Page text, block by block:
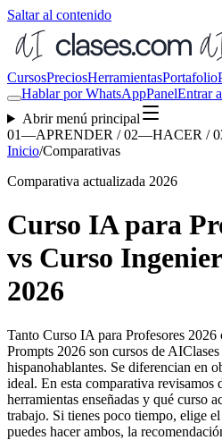
Saltar al contenido
CursosPreciosHerramientasPortafolio
Hablar por WhatsAppPanelEntrar
Abrir menú principal
01—APRENDER / 02—HACER /
Inicio/Comparativas
Comparativa actualizada 2026
Curso IA para
vs Curso
2026
Tanto Curso IA para Profesores
Prompts 2026 son cursos de
hispanohablantes. Se diferencian en
ideal. En esta comparativa revisamos
herramientas enseñadas y qué curso
trabajo. Si tienes poco tiempo, elige
puedes hacer ambos, la